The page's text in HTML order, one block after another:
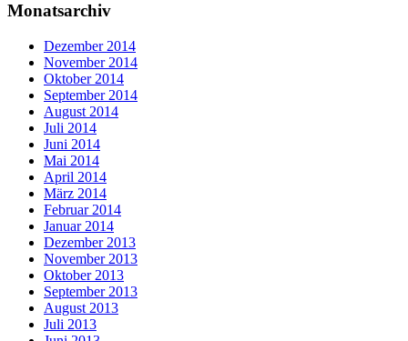
Monatsarchiv
Dezember 2014
November 2014
Oktober 2014
September 2014
August 2014
Juli 2014
Juni 2014
Mai 2014
April 2014
März 2014
Februar 2014
Januar 2014
Dezember 2013
November 2013
Oktober 2013
September 2013
August 2013
Juli 2013